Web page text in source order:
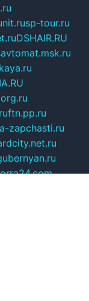
sp-tour.ru
DSHAIR.RU
ftn.pp.ru
zapchasti.ru